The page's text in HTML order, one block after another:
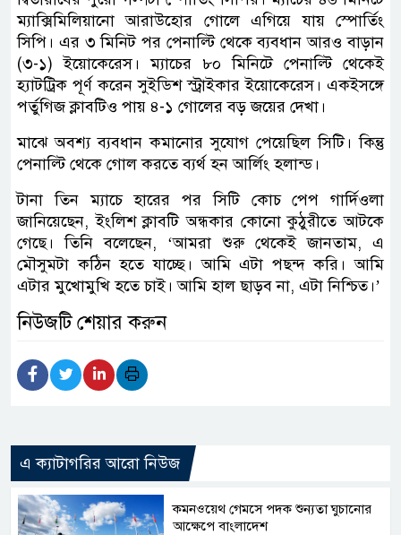
ম্যাক্সিমিলিয়ানো আরাউহোর গোলে এগিয়ে যায় স্পোর্তিং
সিপি। এর ৩ মিনিট পর পেনাল্টি থেকে ব্যবধান আরও বাড়ান
(৩-১) ইয়োকেরেস। ম্যাচের ৮০ মিনিটে পেনাল্টি থেকেই
হ্যাটট্রিক পূর্ণ করেন সুইডিশ স্ট্রাইকার ইয়োকেরেস। একইসঙ্গে
পর্তুগিজ ক্লাবটিও পায় ৪-১ গোলের বড় জয়ের দেখা।
মাঝে অবশ্য ব্যবধান কমানোর সুযোগ পেয়েছিল সিটি। কিন্তু
পেনাল্টি থেকে গোল করতে ব্যর্থ হন আর্লিং হলান্ড।
টানা তিন ম্যাচে হারের পর সিটি কোচ পেপ গার্দিওলা
জানিয়েছেন, ইংলিশ ক্লাবটি অন্ধকার কোনো কুঠুরীতে আটকে
গেছে। তিনি বলেছেন, ‘আমরা শুরু থেকেই জানতাম, এ
মৌসুমটা কঠিন হতে যাচ্ছে। আমি এটা পছন্দ করি। আমি
এটার মুখোমুখি হতে চাই। আমি হাল ছাড়ব না, এটা নিশ্চিত।’
নিউজটি শেয়ার করুন
এ ক্যাটাগরির আরো নিউজ
কমনওয়েথ গেমসে পদক শুন্যতা ঘুচানোর
আক্ষেপে বাংলাদেশ